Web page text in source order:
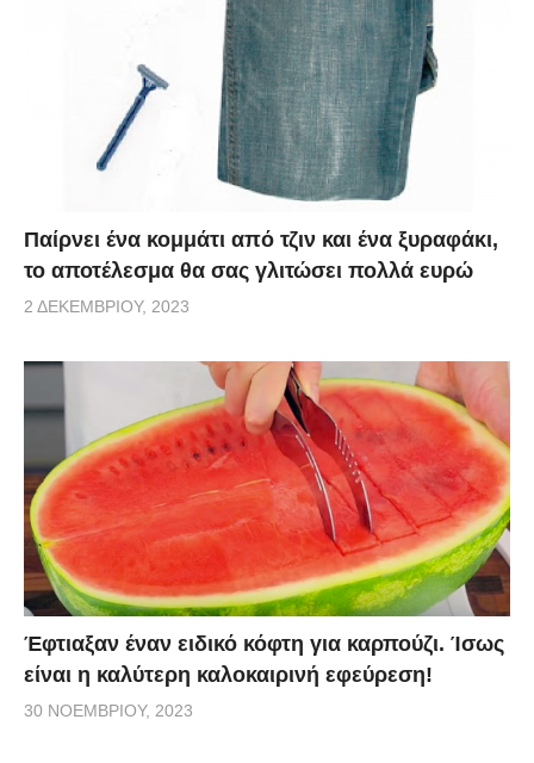
Παίρνει ένα κομμάτι από τζιν και ένα ξυραφάκι,
το αποτέλεσμα θα σας γλιτώσει πολλά ευρώ
2 ΔΕΚΕΜΒΡΊΟΥ, 2023
Έφτιαξαν έναν ειδικό κόφτη για καρπούζι. Ίσως
είναι η καλύτερη καλοκαιρινή εφεύρεση!
30 ΝΟΕΜΒΡΊΟΥ, 2023